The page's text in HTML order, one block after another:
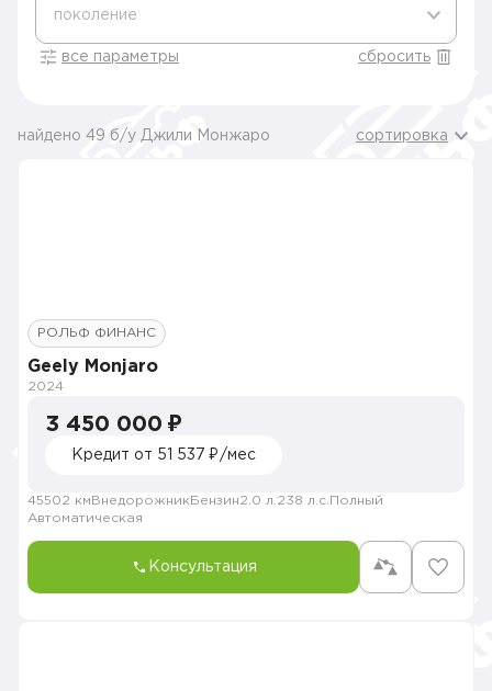
поколение
все параметры сбросить
найдено 49 б/у Джили Монжаро сортировка
РОЛЬФ ФИНАНС
Geely Monjaro
2024
3 450 000 ₽
Кредит от 51 537 ₽/мес
45502 км Внедорожник Бензин2.0 л. 238 л.с. Полный
Автоматическая
Консультация